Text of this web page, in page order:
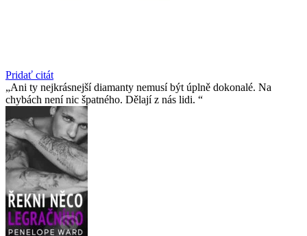
Pridať citát
Ani ty nejkrásnejší diamanty nemusí být úplně dokonalé. Na
chybách není nic špatného. Dělají z nás lidi.